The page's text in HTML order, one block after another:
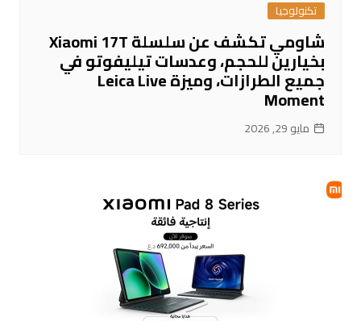
تكنولوجيا
شاومي تكشف عن سلسلة Xiaomi 17T
بخيارين للحجم، وعدسات تيليفوتو في
جميع الطرازات، وميزة Leica Live
Moment
مايو 29, 2026